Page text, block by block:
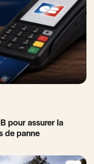
pour assurer la
de panne